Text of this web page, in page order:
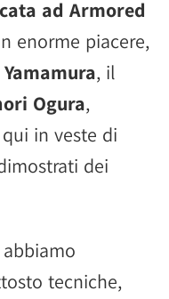
ad Armored
enorme piacere,
, il
Ogura,
in veste di
dei
tecniche,